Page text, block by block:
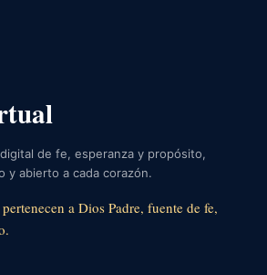
de fe, esperanza y propósito,
y abierto a cada corazón.
a Dios Padre, fuente de fe,